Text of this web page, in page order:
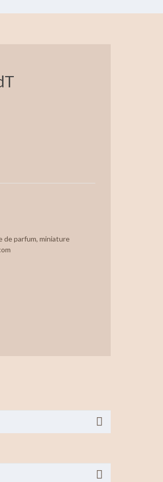
de parfum, miniature